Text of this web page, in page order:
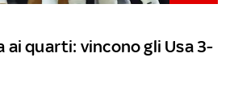
ai quarti: vincono gli Usa 3-